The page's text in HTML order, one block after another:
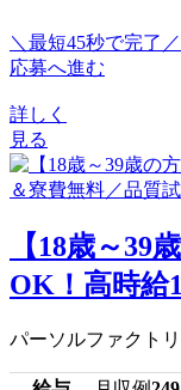
＼最短45秒で完了／
応募へ進む
詳しく
見る
【18歳～39
OK！高時給
パーソルファクト